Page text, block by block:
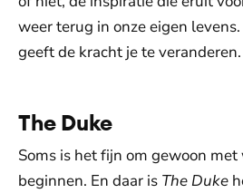
weer terug in onze eigen
geeft de kracht je te veranderen.
The Duke
Soms is het fijn om gewoon
beginnen. En daar is The Duke